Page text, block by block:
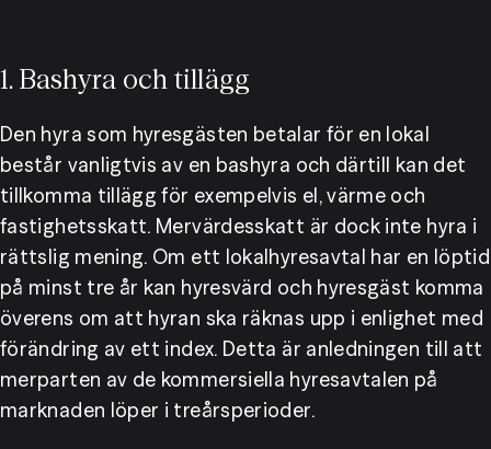
1. Bashyra och tillägg
Den hyra som hyresgästen betalar för en lokal
består vanligtvis av en bashyra och därtill kan det
tillkomma tillägg för exempelvis el, värme och
fastighetsskatt. Mervärdesskatt är dock inte hyra i
rättslig mening. Om ett lokalhyresavtal har en löptid
på minst tre år kan hyresvärd och hyresgäst komma
överens om att hyran ska räknas upp i enlighet med
förändring av ett index. Detta är anledningen till att
merparten av de kommersiella hyresavtalen på
marknaden löper i treårsperioder.